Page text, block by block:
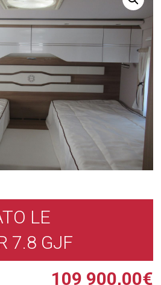
LE
7.8 GJF
109 900,00€